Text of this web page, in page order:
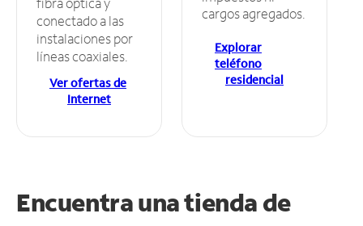
conectado a las
instalaciones por
líneas coaxiales.
Ver ofertas de
Internet
cargos agregados.
Explorar
teléfono
residencial
Encuentra una tienda de